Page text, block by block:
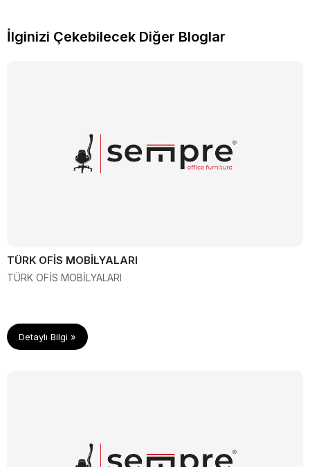
İlginizi Çekebilecek Diğer Bloglar
TÜRK OFİS MOBİLYALARI
TÜRK OFİS MOBİLYALARI
Detaylı Bilgi »